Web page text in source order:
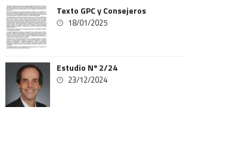
Texto GPC y Consejeros
18/01/2025
Estudio Nº 2/24
23/12/2024